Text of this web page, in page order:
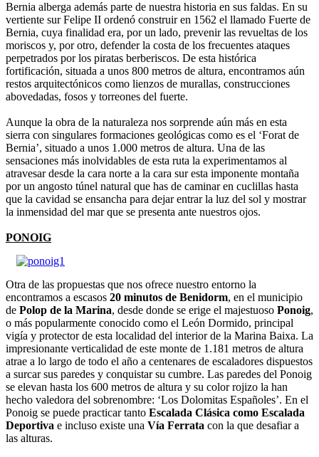
Bernia alberga además parte de nuestra historia en sus faldas. En su
vertiente sur Felipe II ordenó construir en 1562 el llamado Fuerte de
Bernia, cuya finalidad era, por un lado, prevenir las revueltas de los
moriscos y, por otro, defender la costa de los frecuentes ataques
perpetrados por los piratas berberiscos. De esta histórica
fortificación, situada a unos 800 metros de altura, encontramos aún
restos arquitectónicos como lienzos de murallas, construcciones
abovedadas, fosos y torreones del fuerte.
Aunque la obra de la naturaleza nos sorprende aún más en esta
sierra con singulares formaciones geológicas como es el ‘Forat de
Bernia’, situado a unos 1.000 metros de altura. Una de las
sensaciones más inolvidables de esta ruta la experimentamos al
atravesar desde la cara norte a la cara sur esta imponente montaña
por un angosto túnel natural que has de caminar en cuclillas hasta
que la cavidad se ensancha para dejar entrar la luz del sol y mostrar
la inmensidad del mar que se presenta ante nuestros ojos.
PONOIG
Otra de las propuestas que nos ofrece nuestro entorno la
encontramos a escasos 20 minutos de Benidorm, en el municipio
de Polop de la Marina, desde donde se erige el majestuoso Ponoig,
o más popularmente conocido como el León Dormido, principal
vigía y protector de esta localidad del interior de la Marina Baixa. La
impresionante verticalidad de este monte de 1.181 metros de altura
atrae a lo largo de todo el año a centenares de escaladores dispuestos
a surcar sus paredes y conquistar su cumbre. Las paredes del Ponoig
se elevan hasta los 600 metros de altura y su color rojizo la han
hecho valedora del sobrenombre: ‘Los Dolomitas Españoles’. En el
Ponoig se puede practicar tanto Escalada Clásica como Escalada
Deportiva e incluso existe una Vía Ferrata con la que desafiar a
las alturas.